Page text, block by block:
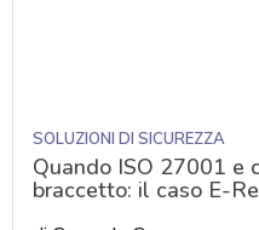
SOLUZIONI DI SICUREZZA
Quando ISO 27001 e
braccetto: il caso E-